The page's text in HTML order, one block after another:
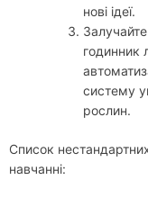
нові ідеї.
годинник
систему
рослин.
Список
навчанні: